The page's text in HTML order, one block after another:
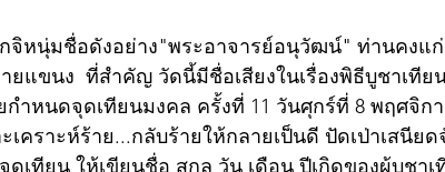
กจิหนุ่มชื่อดังอย่าง"พระอาจารย์อนุวัฒน์" ท่านคงแ
ยแขนง  ที่สำคัญ วัดนี้มีชื่อเสียงในเรื่องพิธีบูชาเที
ำหนดจุดเทียนมงคล ครั้งที่ 11 วันศุกร์ที่ 8 พฤศจิก
เคราะห์ร้าย...กลับร้ายให้กลายเป็นดี ปัดเป่าเสนีย
เทียน ให้เขียนชื่อ สกุล วัน เดือน ปีเกิดของผู้บูชาเ